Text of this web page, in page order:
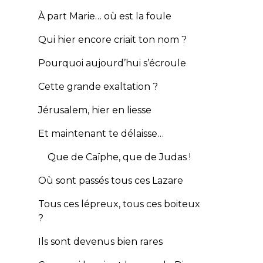
À part Marie… où est la foule
Qui hier encore criait ton nom ?
Pourquoi aujourd’hui s’écroule
Cette grande exaltation ?
Jérusalem, hier en liesse
Et maintenant te délaisse…
Que de Caïphe, que de Judas !
Où sont passés tous ces Lazare
Tous ces lépreux, tous ces boiteux
?
Ils sont devenus bien rares